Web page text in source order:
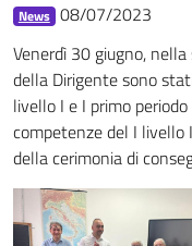
News 08/07/2023
Venerdì 30 giugno,
della Dirigente sono
livello I e I primo
competenze del I livello
della cerimonia di